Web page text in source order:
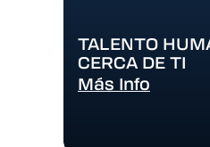
TALENTO
CERCA DE TI
Más Info